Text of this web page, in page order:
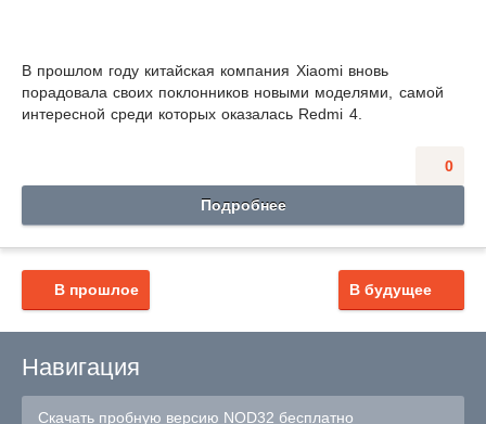
В прошлом году китайская компания Xiaomi вновь
порадовала своих поклонников новыми моделями, самой
интересной среди которых оказалась Redmi 4.
0
Подробнее
В будущее
В прошлое
Навигация
Скачать пробную версию NOD32 бесплатно